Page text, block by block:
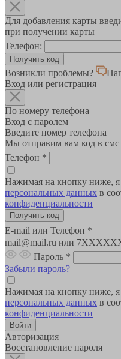
Для добавления карты
при получении карты
Телефон:
Возникли проблемы?
Вход или регистрация
По номеру телефона
Вход с паролем
Введите номер телефона
Мы отправим вам код в
Телефон *
Нажимая на кнопку ниже,
персональных данных в
конфиденциальности
E-mail или Телефон *
mail@mail.ru или
Пароль *
Забыли пароль?
Нажимая на кнопку ниже,
персональных данных в
конфиденциальности
Авторизация
Восстановление пароля